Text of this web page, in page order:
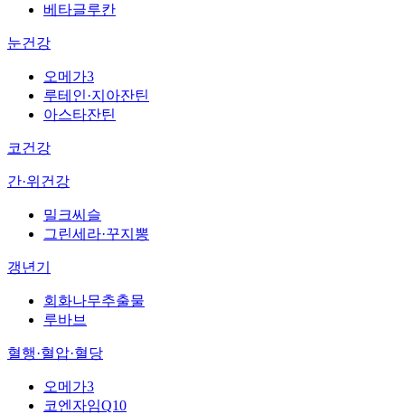
베타글루칸
눈건강
오메가3
루테인·지아잔틴
아스타잔틴
코건강
간·위건강
밀크씨슬
그린세라·꾸지뽕
갱년기
회화나무추출물
루바브
혈행·혈압·혈당
오메가3
코엔자임Q10